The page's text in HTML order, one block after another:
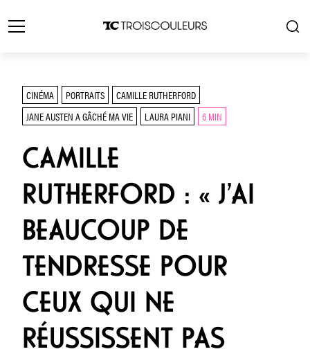
CINÉMA PORTRAITS
CAMILLE RUTHERFORD
JANE AUSTEN A GÂCHÉ MA VIE
LAURA PIANI 6 MIN
CAMILLE
RUTHERFORD : « J’AI
BEAUCOUP DE
TENDRESSE POUR
CEUX QUI NE
RÉUSSISSENT PAS